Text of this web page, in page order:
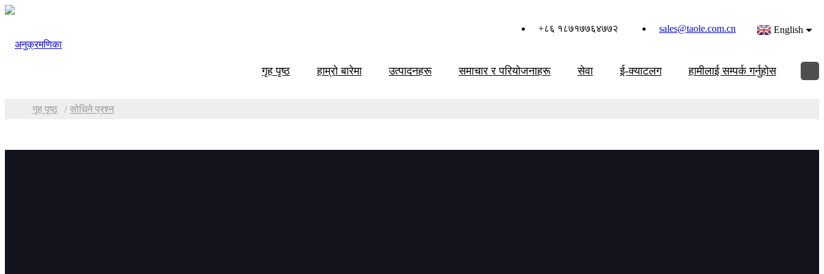
+८६ १८७१७७६४७७२ sales@taole.com.cn English
गृह पृष्ठ हाम्रो बारेमा उत्पादनहरू समाचार र परियोजनाहरू सेवा ई-क्याटलग हामीलाई सम्पर्क गर्नुहोस
गृह पृष्ठ सोधिने प्रश्न